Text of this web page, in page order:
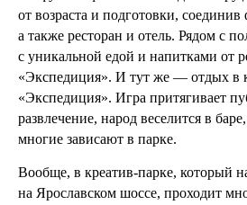
от возраста и подготовки,
а также ресторан и отель. Рядом с
с уникальной едой и напитками от
«Экспедиция». И тут же — отдых в
«Экспедиция». Игра притягивает
развлечение, народ веселится в
многие зависают в парке.
Вообще, в креатив-парке, который
на Ярославском шоссе, проходит